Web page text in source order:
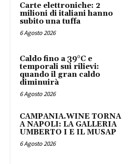
Carte elettroniche: 2
milioni di italiani hanno
subito una tuffa
6 Agosto 2026
Caldo fino a 39°C e
temporali sui rilievi:
quando il gran caldo
diminuirà
6 Agosto 2026
CAMPANIA.WINE TORNA
A NAPOLI: LA GALLERIA
UMBERTO I E IL MUSAP
6 Agosto 2026